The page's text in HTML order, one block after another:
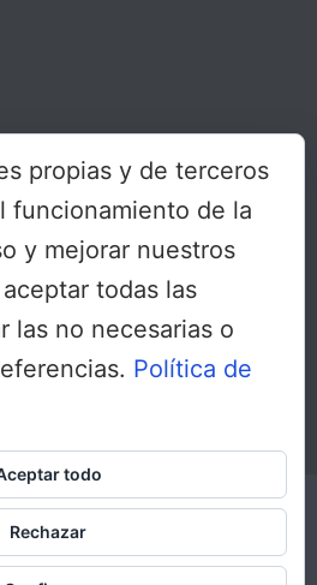
All Rights Reserved © 2017
Inicio
Sobre nosotros
propias y de terceros
funcionamiento de la
y mejorar nuestros
todas las
las no necesarias o
Política de
todo
Rechazar